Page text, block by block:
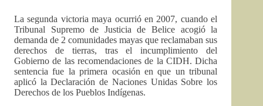
La segunda victoria maya ocurrió en 2007, cuando el
Tribunal Supremo de Justicia de Belice acogió la
demanda de 2 comunidades mayas que reclamaban sus
derechos de tierras, tras el incumplimiento del
Gobierno de las recomendaciones de la CIDH. Dicha
sentencia fue la primera ocasión en que un tribunal
aplicó la Declaración de Naciones Unidas Sobre los
Derechos de los Pueblos Indígenas.